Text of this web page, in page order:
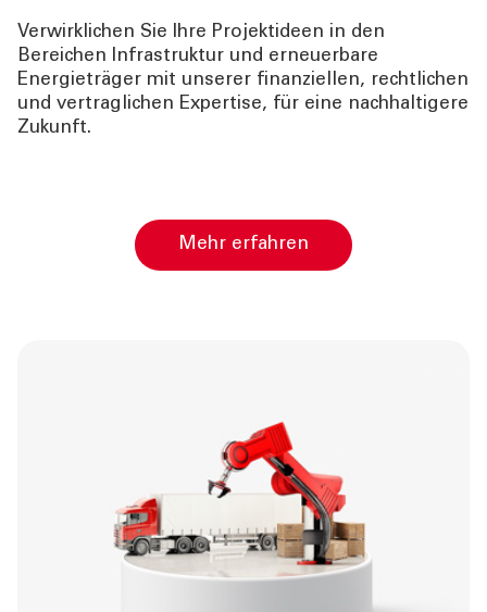
Verwirklichen Sie Ihre Projektideen in den
Bereichen Infrastruktur und erneuerbare
Energieträger mit unserer finanziellen, rechtlichen
und vertraglichen Expertise, für eine nachhaltigere
Zukunft.
Mehr erfahren